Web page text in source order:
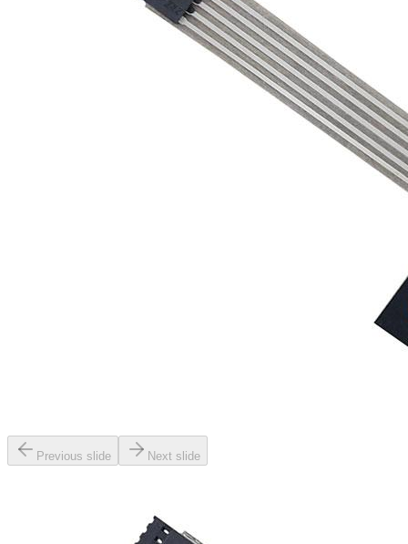
Previous slide Next slide